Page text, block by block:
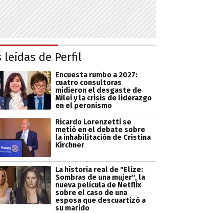
leídas de Perfil
Encuesta rumbo a 2027:
cuatro consultoras
midieron el desgaste de
Milei y la crisis de liderazgo
en el peronismo
Ricardo Lorenzetti se
metió en el debate sobre
la inhabilitación de Cristina
Kirchner
La historia real de "Elize:
Sombras de una mujer", la
nueva película de Netflix
sobre el caso de una
esposa que descuartizó a
su marido